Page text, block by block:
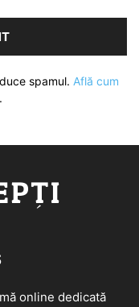
spamul. Află cum
.
online dedicată